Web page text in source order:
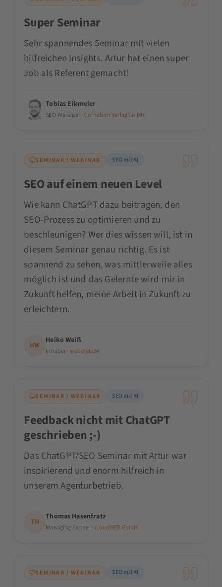
Super Seminar
Sehr spannendes Seminar mit vielen
hilfreichen Insights. Artur hat einen super
Job als Referent gemacht!
Tobias Eikmeier
SEO-Manager ·Cornelsen Verlag GmbH
SEMINAR / WEBINAR SEO mit KI
SEO auf einem neuen Level
Wie kann ChatGPT dazu beitragen, den
SEO-Prozess zu optimieren und zu
beschleunigen? Wer dies wissen will, ist in
diesem Seminar genau richtig. Es ist
spannend zu sehen, was mittlerweile alles
möglich ist und das Gelernte wird mir in
Zukunft helfen, meine Arbeit in Zukunft zu
erleichtern.
HW
Heiko Weiß
Inhaber · webstyle24
SEMINAR / WEBINAR SEO mit KI
Feedback nicht mit ChatGPT
geschrieben ;-)
Das ChatGPT/SEO Seminar mit Artur war
inspirierend und enorm hilfreich in
unserem Agenturbetrieb.
TH
Thomas Hasenfratz
Managing Partner ·cloudWEB GmbH
SEMINAR / WEBINAR SEO mit KI